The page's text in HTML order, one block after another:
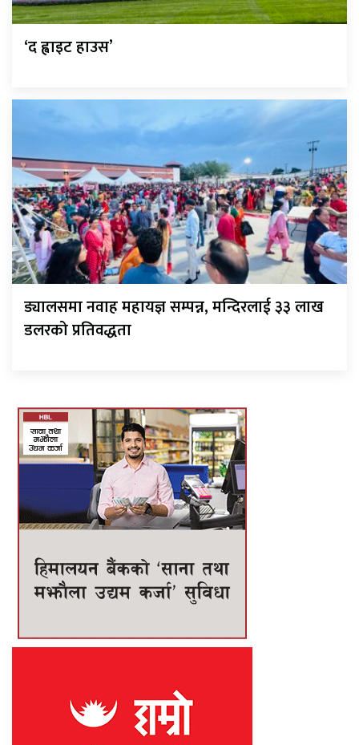
‘द ह्वाइट हाउस’
ड्यालसमा नवाह महायज्ञ सम्पन्न, मन्दिरलाई ३३ लाख
डलरको प्रतिवद्धता